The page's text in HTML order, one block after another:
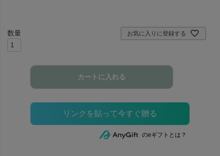
お気に入りに登録する
カートに入れる
のeギフトとは？